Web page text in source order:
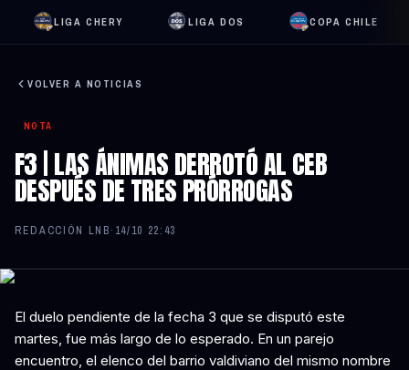
LIGA CHERY LIGA DOS COPA CHILE
VOLVER A NOTICIAS
NOTA
F3 | LAS ÁNIMAS DERROTÓ AL CEB
DESPUÉS DE TRES PRÓRROGAS
REDACCIÓN LNB· 14/10 22:43
El duelo pendiente de la fecha 3 que se disputó este
martes, fue más largo de lo esperado. En un parejo
encuentro, el elenco del barrio valdiviano del mismo nombre